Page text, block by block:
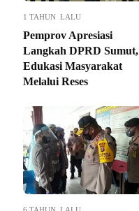
1 TAHUN LALU
Pemprov Apresiasi
Langkah DPRD Sumut,
Edukasi Masyarakat
Melalui Reses